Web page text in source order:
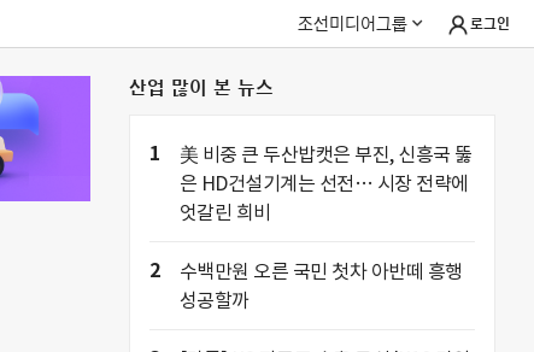
조선미디어그룹 로그인
산업 많이 본 뉴스